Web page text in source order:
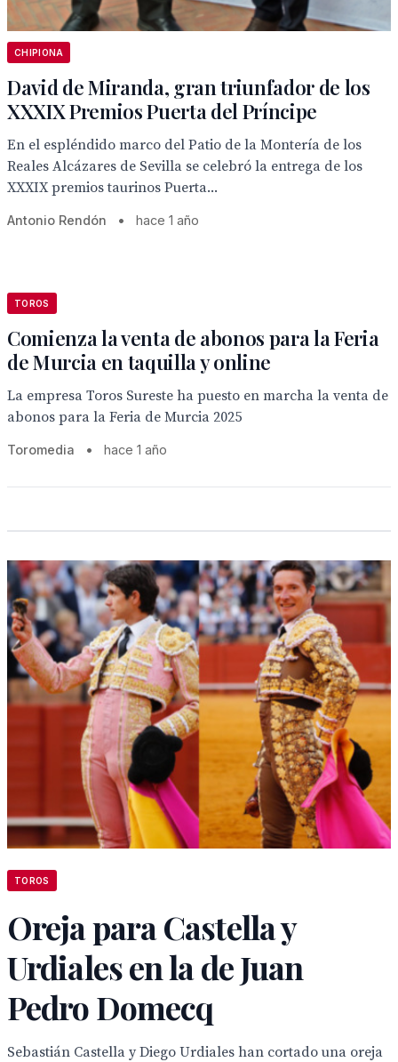
CHIPIONA
David de Miranda, gran triunfador de los
XXXIX Premios Puerta del Príncipe
En el espléndido marco del Patio de la Montería de los
Reales Alcázares de Sevilla se celebró la entrega de los
XXXIX premios taurinos Puerta...
Antonio Rendón • hace 1 año
TOROS
Comienza la venta de abonos para la Feria
de Murcia en taquilla y online
La empresa Toros Sureste ha puesto en marcha la venta de
abonos para la Feria de Murcia 2025
Toromedia • hace 1 año
TOROS
Oreja para Castella y
Urdiales en la de Juan
Pedro Domecq
Sebastián Castella y Diego Urdiales han cortado una oreja